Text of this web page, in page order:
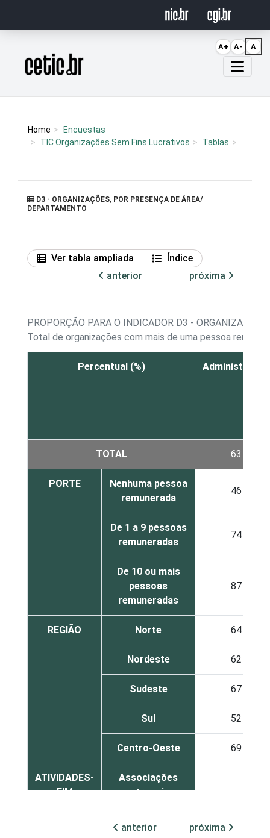
Página inicial
Home
Encuestas
TIC Organizações Sem Fins Lucrativos
Tablas
D3 - ORGANIZAÇÕES, POR PRESENÇA DE ÁREA/
DEPARTAMENTO
Ver tabla ampliada
Índice
anterior
próxima
PROPORÇÃO PARA O INDICADOR D3 -
Total de organizações com mais de uma pessoa
Percentual (%) Administrativa
TOTAL 63
PORTE
Nenhuma pessoa
remunerada
46
De 1 a 9 pessoas
remuneradas
74
De 10 ou mais
pessoas
remuneradas
87
REGIÃO Norte 64
Nordeste 62
Sudeste 67
Sul 52
Centro-Oeste 69
ATIVIDADES-
FIM
Associações
patronais,
sindicais
anterior próxima
A+ A- A